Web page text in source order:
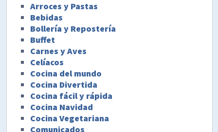
Arroces y Pastas
Bebidas
Bollería y Repostería
Buffet
Carnes y Aves
Celíacos
Cocina del mundo
Cocina Divertida
Cocina fácil y rápida
Cocina Navidad
Cocina Vegetariana
Comunicados